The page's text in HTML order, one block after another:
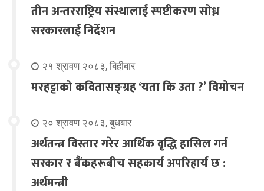
तीन अन्तरराष्ट्रिय संस्थालाई स्पष्टीकरण सोध्न
सरकारलाई निर्देशन
२१ श्रावण २०८३, बिहीबार
मरहट्टाको कवितासङ्ग्रह ‘यता कि उता ?’ विमोचन
२० श्रावण २०८३, बुधबार
अर्थतन्त्र विस्तार गरेर आर्थिक वृद्धि हासिल गर्न
सरकार र बैंकहरूबीच सहकार्य अपरिहार्य छ :
अर्थमन्त्री